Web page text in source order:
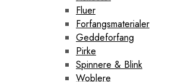
Fluer
Forfangsmaterialer
Geddeforfang
Pirke
Spinnere & Blink
Woblere